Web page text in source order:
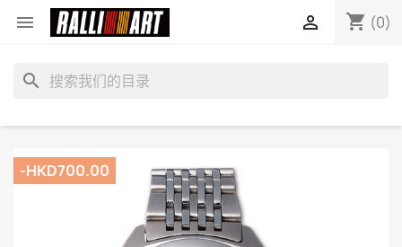
 shopping_cart (0)

search
-HKD700.00